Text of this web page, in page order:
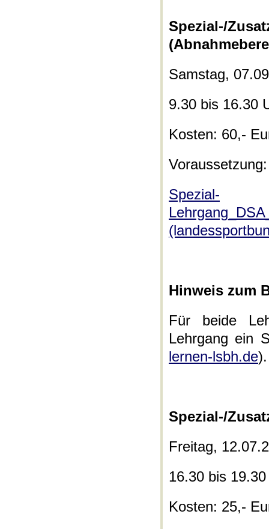
Spezial-/
Samstag,
9.30 bis 16.30
Kosten: 60,-
Spezial-
Hinweis zum
Für beide
Lehrgang ein
lernen-lsbh.de).
Spezial-/
Freitag,
16.30 bis
Kosten: 25,-